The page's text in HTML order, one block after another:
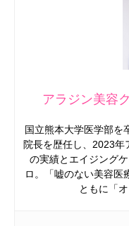
アラジン美容
国立熊本大学医学部を
院長を歴任し、2023
の実績とエイジング
ロ。「嘘のない美容医
ともに「